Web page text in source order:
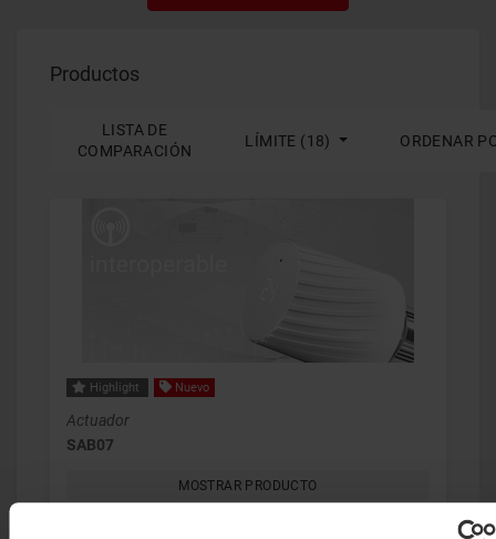
Productos
LISTA DE
COMPARACIÓN
LÍMITE (18) ORDENAR
Highlight Nuevo
Actuador
SAB07
MOSTRAR PRODUCTO